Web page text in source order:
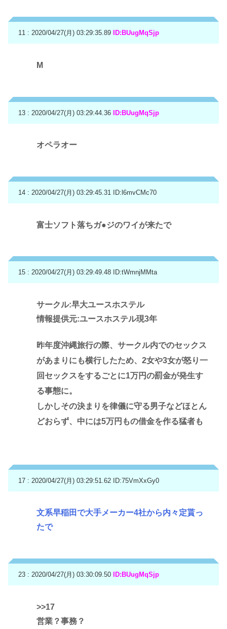
11 : 2020/04/27(月) 03:29:35.89 ID:BUugMqSjp
M
13 : 2020/04/27(月) 03:29:44.36 ID:BUugMqSjp
オペラオー
14 : 2020/04/27(月) 03:29:45.31 ID:l6mvCMc70
富士ソフト落ちガ●ジのワイが来たで
15 : 2020/04/27(月) 03:29:49.48 ID:tWmnjMMta
サークル:早大ユースホステル
情報提供元:ユースホステル現3年
昨年度沖縄旅行の際、サークル内でのセックス
があまりにも横行したため、2女や3女が怒り一
回セックスをするごとに1万円の罰金が発生す
る事態に。
しかしその決まりを律儀に守る男子などほとん
どおらず、中には5万円もの借金を作る猛者も
17 : 2020/04/27(月) 03:29:51.62 ID:75VmXxGy0
文系早稲田で大手メーカー4社から内々定貰っ
たで
23 : 2020/04/27(月) 03:30:09.50 ID:BUugMqSjp
>>17
営業？事務？